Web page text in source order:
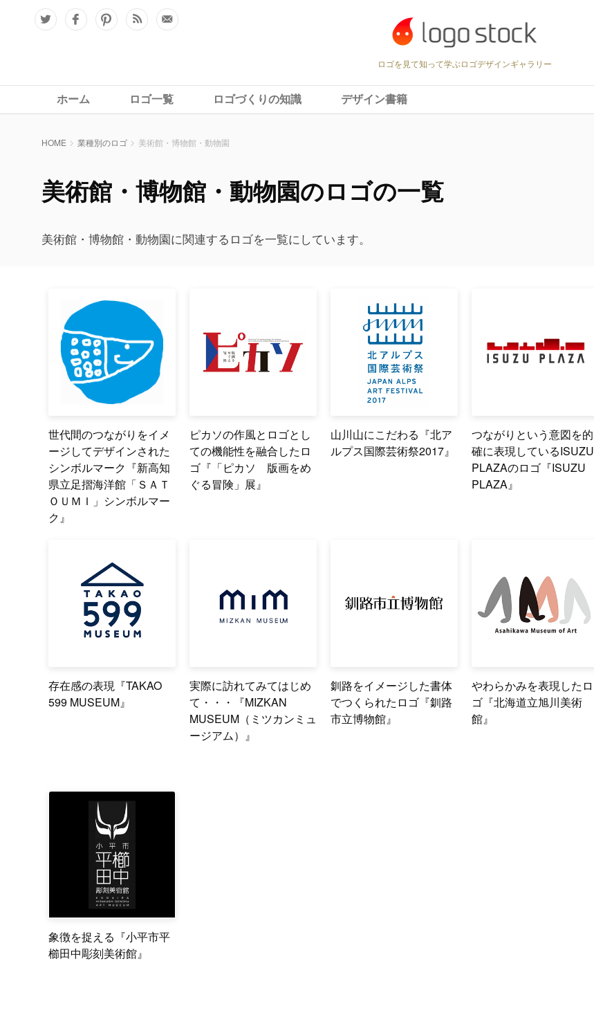
ロゴを見て知って学ぶロゴデザインギャラリー
ホーム ロゴ一覧 ロゴづくりの知識 デザイン書籍
HOME 業種別のロゴ 美術館・博物館・動物園
美術館・博物館・動物園のロゴの一覧
美術館・博物館・動物園に関連するロゴを一覧にしています。
世代間のつながりをイメ
ージしてデザインされた
シンボルマーク『新高知
県立足摺海洋館「ＳＡＴ
ＯＵＭＩ」シンボルマー
ク』
ピカソの作風とロゴとし
ての機能性を融合したロ
ゴ『「ピカソ 版画をめ
ぐる冒険」展』
山川山にこだわる『北ア
ルプス国際芸術祭2017』
つながりという意図を的
確に表現しているISUZU
PLAZAのロゴ『ISUZU
PLAZA』
存在感の表現『TAKAO
599 MUSEUM』
実際に訪れてみてはじめ
て・・・『MIZKAN
MUSEUM（ミツカンミュ
ージアム）』
釧路をイメージした書体
でつくられたロゴ『釧路
市立博物館』
やわらかみを表現したロ
ゴ『北海道立旭川美術
館』
象徴を捉える『小平市平
櫛田中彫刻美術館』